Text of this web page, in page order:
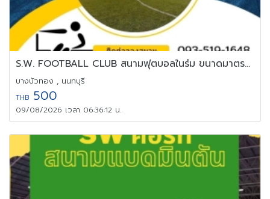
S.W. FOOTBALL CLUB สนามฟุตบอลในร่ม ขนาดมาตรฐาน
บางบัวทอง , นนทบุรี
THB 500
09/08/2026 เวลา 06:36:12 น.